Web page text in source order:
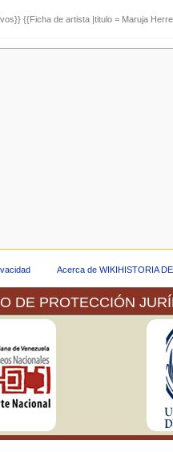
{{Ficha de artista |titulo = Maruja
Acerca de WIKIHISTORIA
DE PROTECCIÓN
a través de la
haber hecho la consulta
línea de las imágenes de
se muestran.
para la Protección de
en sus